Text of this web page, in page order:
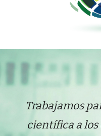
Trabajamos
científica a